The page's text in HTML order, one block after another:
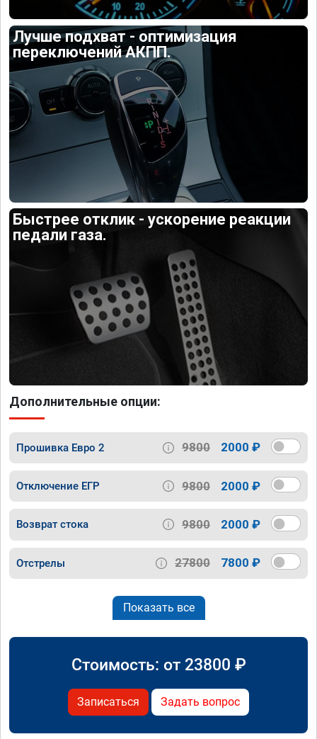
Лучше подхват - оптимизация
переключений АКПП.
Быстрее отклик - ускорение реакции
педали газа.
Дополнительные опции:
Прошивка Евро 2 9800 2000 ₽
Отключение ЕГР 9800 2000 ₽
Возврат стока 9800 2000 ₽
Отстрелы 27800 7800 ₽
Показать все
Стоимость: от 23800 ₽
Записаться Задать вопрос